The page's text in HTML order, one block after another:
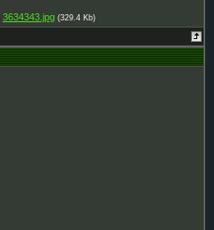
3634343.jpg (329.4 Kb)